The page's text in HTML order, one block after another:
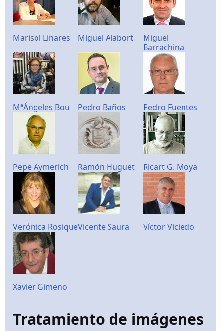
Marisol Linares Miguel Alabort
Miguel
Barrachina
MªÁngeles Bou Pedro Baños Pedro Fuentes
Pepe Aymerich Ramón Huguet Ricart G. Moya
Verónica RosiqueVicente Saura Víctor Viciedo
Xavier Gimeno
Tratamiento de imágenes